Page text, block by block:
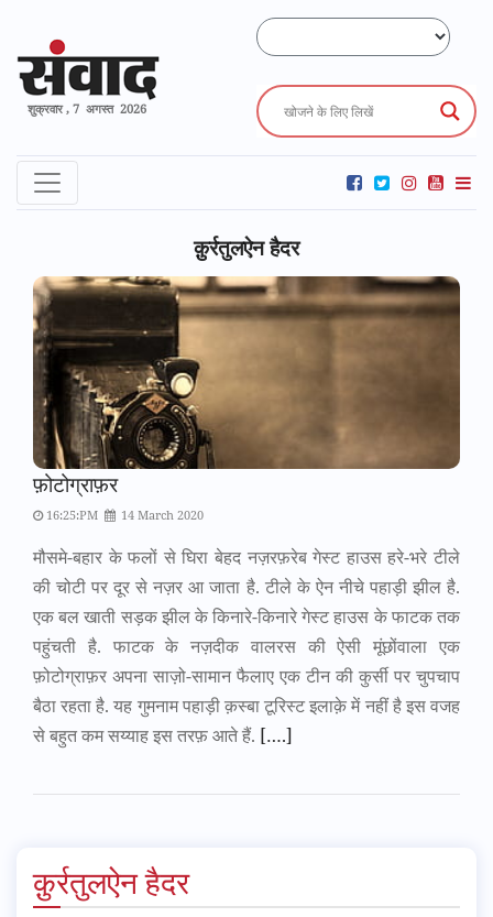
शुक्रवार , 7 अगस्त 2026
क़ुर्रतुलऐन हैदर
फ़ोटोग्राफ़र
16:25:PM 14 March 2020
मौसमे-बहार के फलों से घिरा बेहद नज़रफ़रेब गेस्ट हाउस हरे-भरे टीले
की चोटी पर दूर से नज़र आ जाता है. टीले के ऐन नीचे पहाड़ी झील है.
एक बल खाती सड़क झील के किनारे-किनारे गेस्ट हाउस के फाटक तक
पहुंचती है. फाटक के नज़दीक वालरस की ऐसी मूंछोंवाला एक
फ़ोटोग्राफ़र अपना साज़ो-सामान फैलाए एक टीन की कुर्सी पर चुपचाप
बैठा रहता है. यह गुमनाम पहाड़ी क़स्बा टूरिस्ट इलाक़े में नहीं है इस वजह
से बहुत कम सय्याह इस तरफ़ आते हैं. [….]
क़ुर्रतुलऐन हैदर